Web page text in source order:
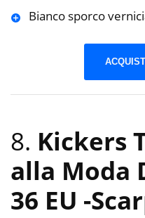
Bianco sporco
8. Kickers
alla Moda
36 EU -